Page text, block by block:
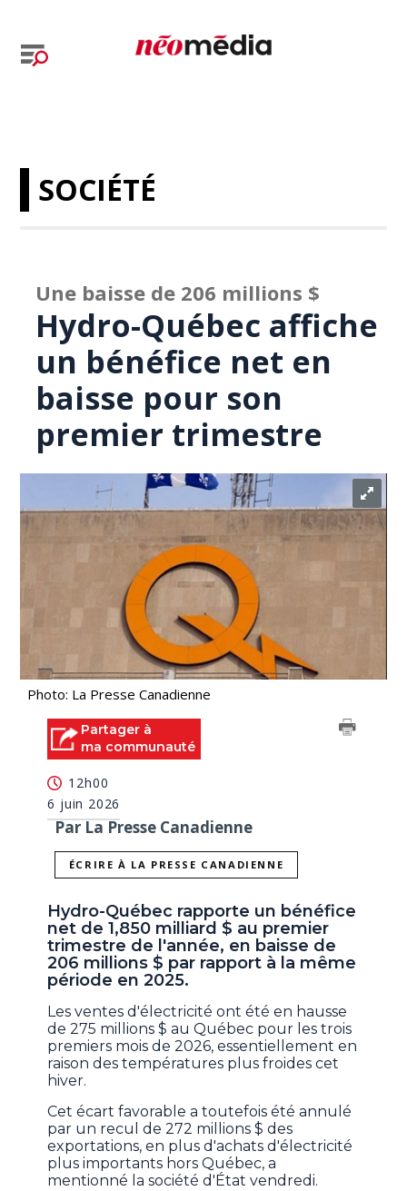
SOCIÉTÉ
Une baisse de 206 millions $
Hydro-Québec affiche
un bénéfice net en
baisse pour son
premier trimestre
Photo: La Presse Canadienne
Partager à
ma communauté
12h00
6 juin 2026
Par La Presse Canadienne
ÉCRIRE À LA PRESSE CANADIENNE
Hydro-Québec rapporte un bénéfice
net de 1,850 milliard $ au premier
trimestre de l'année, en baisse de
206 millions $ par rapport à la même
période en 2025.
Les ventes d'électricité ont été en hausse
de 275 millions $ au Québec pour les trois
premiers mois de 2026, essentiellement en
raison des températures plus froides cet
hiver.
Cet écart favorable a toutefois été annulé
par un recul de 272 millions $ des
exportations, en plus d'achats d'électricité
plus importants hors Québec, a
mentionné la société d'État vendredi.